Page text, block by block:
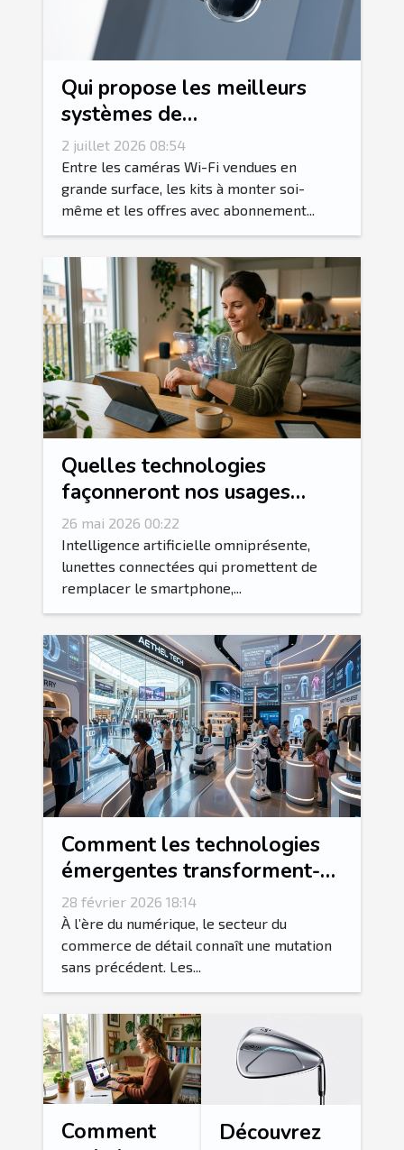
Qui propose les meilleurs
systèmes de
vidéosurveillance dans le Var
?
2 juillet 2026 08:54
Entre les caméras Wi-Fi vendues en
grande surface, les kits à monter soi-
même et les offres avec abonnement...
Quelles technologies
façonneront nos usages
quotidiens demain ? Analyse
des tendances émergentes
26 mai 2026 00:22
Intelligence artificielle omniprésente,
lunettes connectées qui promettent de
remplacer le smartphone,...
Comment les technologies
émergentes transforment-
elles le secteur du
commerce de détail ?
28 février 2026 18:14
À l’ère du numérique, le secteur du
commerce de détail connaît une mutation
sans précédent. Les...
Comment
Découvrez